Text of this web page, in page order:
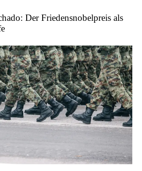
Der Friedensnobelpreis als